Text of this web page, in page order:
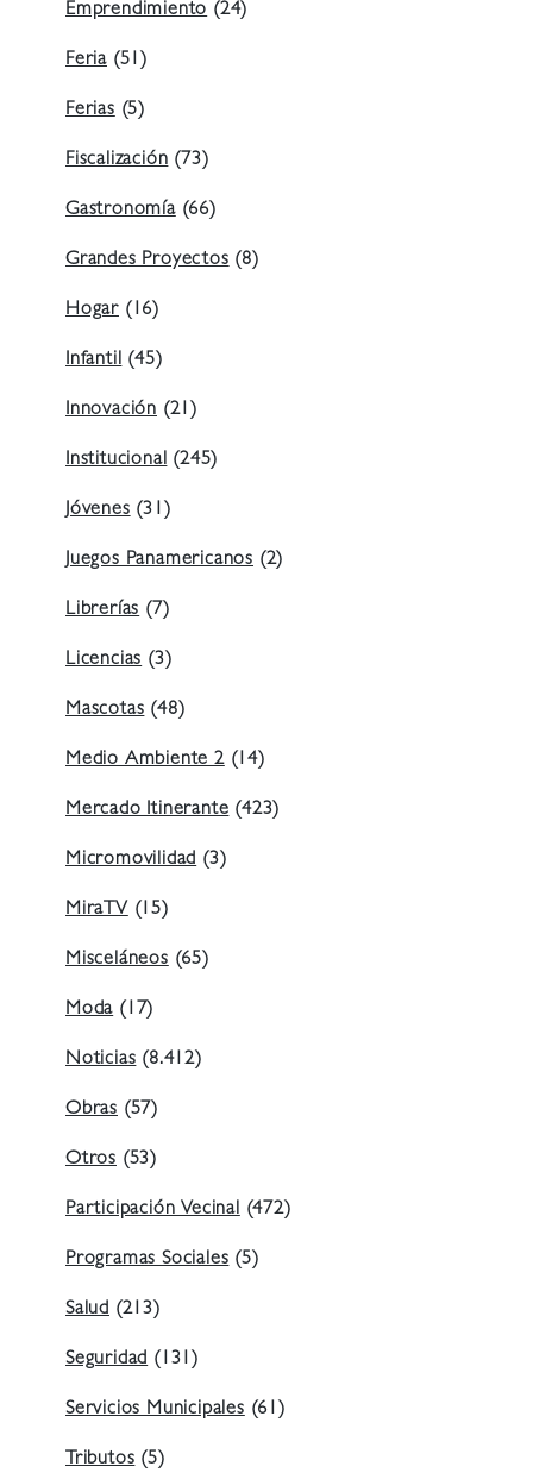
Emprendimiento(24)
Feria (51)
Ferias(5)
Fiscalización(73)
Gastronomía(66)
Grandes Proyectos(8)
Hogar (16)
Infantil(45)
Innovación (21)
Institucional(245)
Jóvenes(31)
Juegos Panamericanos (2)
Librerías(7)
Licencias(3)
Mascotas(48)
Medio Ambiente 2(14)
Mercado Itinerante(423)
Micromovilidad(3)
MiraTV(15)
Misceláneos(65)
Moda(17)
Noticias(8.412)
Obras (57)
Otros (53)
Participación Vecinal(472)
Programas Sociales(5)
Salud (213)
Seguridad(131)
Servicios Municipales(61)
Tributos(5)